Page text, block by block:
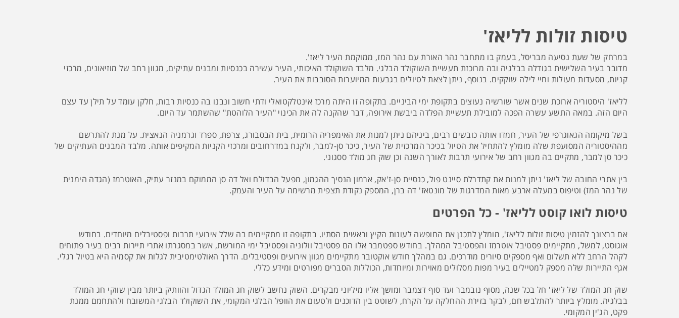
טיסות זולות לליאז'
במרחק של שעת נסיעה מבריסל, בעמק בו מתחבר נהר האורת עם נהר המז, ממוקמת העיר ליאז'.
מדובר בעיר השלישית בגודלה בבלגיה ובה מרוכזת תעשיית השוקולד הבלגי. מלבד השוקולד האיכותי, העיר עשירה בכנסיות ומבנים עתיקים, מגוון רחב של מוזיאונים, מרכזי
קניות, מסעדות מעולות וחיי לילה שוקקים. בנוסף, ניתן לצאת לטיולים בגבעות המיוערות הסובבות את העיר.
לליאז' היסטוריה ארוכת שנים אשר שורשיה נעוצים בתקופת ימי הביניים. בתקופה זו היתה מרכז אינטלקטואלי ודתי חשוב ונבנו בה כנסיות רבות, חלקן עומד על תילן עד עצם
היום הזה. במאה התשע עשרה הפכה למובילת תעשיית הפלדה ביבשת אירופה, דבר שהקנה לה את הכינוי "העיר הלוהטת" שהשתמר עד היום.
בשל מיקומה הגאוגרפי של העיר, חמדו אותה כובשים רבים, ביניהם ניתן למנות את האימפריה הרומית, בית הבסבורג, צרפת, ספרד וגרמניה הנאצית. על מנת להתרשם
מההיסטוריה המסועפת שלה מומלץ להתחיל את הטיול בכיכר המרכזית של העיר, כיכר סן-למבר, ולקנח במדרחובים ומרכזי הקניות המקיפים אותה. מלבד המבנים העתיקים של
כיכר סן למבר, מתקיים בה מגוון רחב של אירועי תרבות לאורך השנה וכן שוק חג מולד ססגוני.
בין אתרי החובה של ליאז' ניתן למנות את קתדרלת סיינט פול, כנסיית סן-ז'אק, ארמון הנסיך ההגמון, מפעל הבדולח ואל דה סן הממוקם במנזר עתיק, האוטרמז (הגדה הימנית
של נהר המז) וטיפוס במעלה ארבע מאות המדרגות של מונטאז' דה ברן, המספק נקודת תצפית מרשימה על העיר והעמק.
טיסות לואו קוסט לליאז' - כל הפרטים
אם ברצונך להזמין טיסות זולות לליאז', מומלץ לתכנן את החופשה לעונות הקיץ וראשית הסתיו. בתקופה זו מתקיימים בה שלל אירועי תרבות ופסטיבלים מיוחדים. בחודש
אוגוסט, למשל, מתקיימים פסטיבל אוטרמז והפסטיבל המהלך. בחודש ספטמבר אלו הם פסטיבל וולוניה ופסטיבל ימי המורשת, אשר במסגרתו אתרי תיירות רבים בעיר פתוחים
לקהל הרחב ללא תשלום ואף מספקים סיורים מודרכים. גם במהלך חודש אוקטובר מתקיימים מגוון אירועים ופסטיבלים. הדרך האולטימטיבית לגלות את קסמיה היא בטיול רגלי.
אגף התיירות שלה מספק למטיילים בעיר מפות מסלולים מאוירות ומיוחדות, הכוללות הסברים מפורטים ומידע כללי.
שוק חג המולד של ליאז' חל בכל שנה, מסוף נובמבר ועד סוף דצמבר ומושך אליו מיליוני מבקרים. השוק נחשב לשוק חג המולד הגדול והוותיק ביותר מבין שווקי חג המולד
בבלגיה. מומלץ ביותר להתלבש חם, לבקר בזירת ההחלקה על הקרח, לשוטט בין הדוכנים ולטעום את הוופל הבלגי המקומי, את השוקולד הבלגי המשובח ולהתחמם ממנת
פקט, הג'ין המקומי.